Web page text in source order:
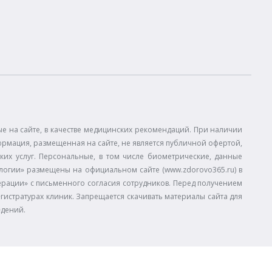
сайте, в качестве медицинских рекомендаций. При наличии
размещенная на сайте, не является публичной офертой,
услуг. Персональные, в том числе биометрические, данные
размещены на официальном сайте (www.zdorovo365.ru) в
с письменного согласия сотрудников. Перед получением
клиник. Запрещается скачивать материалы сайта для